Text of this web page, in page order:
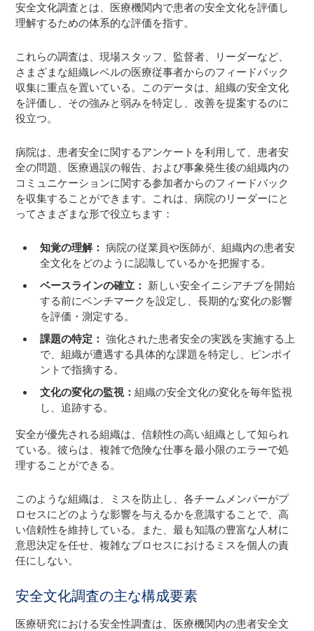
安全文化調査とは、医療機関内で患者の安全文化を評価し
理解するための体系的な評価を指す。
これらの調査は、現場スタッフ、監督者、リーダーなど、
さまざまな組織レベルの医療従事者からのフィードバック
収集に重点を置いている。このデータは、組織の安全文化
を評価し、その強みと弱みを特定し、改善を提案するのに
役立つ。
病院は、患者安全に関するアンケートを利用して、患者安
全の問題、医療過誤の報告、および事象発生後の組織内の
コミュニケーションに関する参加者からのフィードバック
を収集することができます。これは、病院のリーダーにと
ってさまざまな形で役立ちます：
知覚の理解：病院の従業員や医師が、組織内の患者安
全文化をどのように認識しているかを把握する。
ベースラインの確立： 新しい安全イニシアチブを開始
する前にベンチマークを設定し、長期的な変化の影響
を評価・測定する。
課題の特定：強化された患者安全の実践を実施する上
で、組織が遭遇する具体的な課題を特定し、ピンポイ
ントで指摘する。
文化の変化の監視：組織の安全文化の変化を毎年監視
し、追跡する。
安全が優先される組織は、信頼性の高い組織として知られ
ている。彼らは、複雑で危険な仕事を最小限のエラーで処
理することができる。
このような組織は、ミスを防止し、各チームメンバーがプ
ロセスにどのような影響を与えるかを意識することで、高
い信頼性を維持している。また、最も知識の豊富な人材に
意思決定を任せ、複雑なプロセスにおけるミスを個人の責
任にしない。
安全文化調査の主な構成要素
医療研究における安全性調査は、医療機関内の患者安全文